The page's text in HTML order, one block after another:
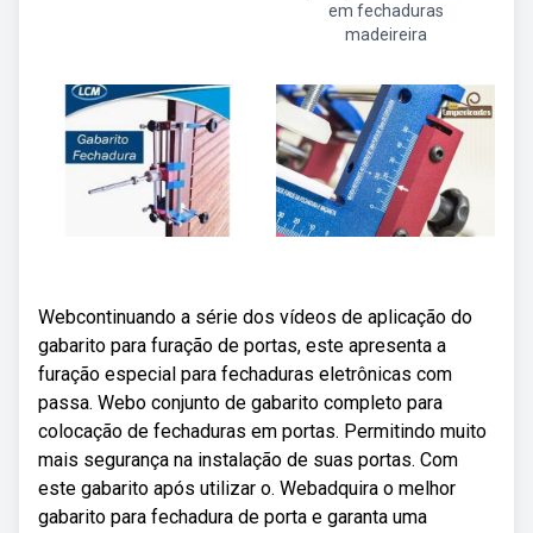
em fechaduras
madeireira
Webcontinuando a série dos vídeos de aplicação do
gabarito para furação de portas, este apresenta a
furação especial para fechaduras eletrônicas com
passa. Webo conjunto de gabarito completo para
colocação de fechaduras em portas. Permitindo muito
mais segurança na instalação de suas portas. Com
este gabarito após utilizar o. Webadquira o melhor
gabarito para fechadura de porta e garanta uma